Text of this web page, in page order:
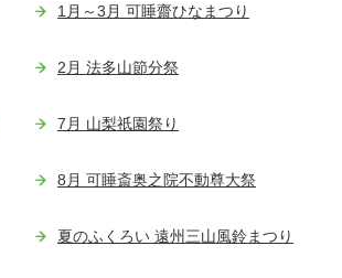
1月～3月 可睡齋ひなまつり
2月 法多山節分祭
7月 山梨祇園祭り
8月 可睡斎奥之院不動尊大祭
夏のふくろい 遠州三山風鈴まつり